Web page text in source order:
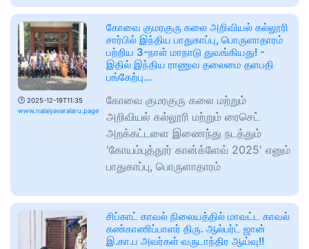
🕑 2025-12-19T11:35
www.nalaiyavaralaru.page
கோவை குமரகுரு கலை அறிவியல் கல்லூரி
சார்பில் இந்திய பாதுகாப்பு, பொருளாதாரம்
பற்றிய 3-நாள் மாநாடு துவங்கியது! -
இதில் இந்திய ராணுவ தலைமை தளபதி
பங்கேற்பு...
கோவை குமரகுரு கலை மற்றும்
அறிவியல் கல்லூரி மற்றும் ரைசெட்
அறக்கட்டளை இணைந்து நடத்தும்
'கோயம்புத்தூர் கான்க்ளேவ் 2025' எனும்
பாதுகாப்பு, பொருளாதாரம்
சிப்காட் காவல் நிலையத்தில் மாவட்ட காவல்
கண்காணிப்பாளர் திரு. ஆல்பர்ட் ஜான்
இ.கா.ப அவர்கள் வருடாந்திர ஆய்வு!!